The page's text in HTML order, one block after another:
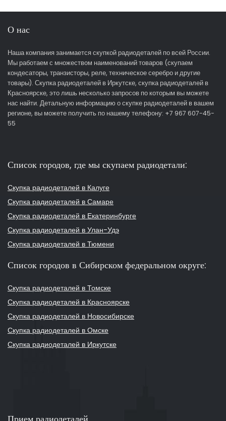
О нас
Наша компания занимается скупкой радиодеталей по всей России.
Мы работаем с множеством наименований товаров (скупаем
кондесаторы, транзисторы, реле, техническое серебро и другие
товары). Скупка радиодеталей в Иркутске, скупка радиодеталей в
Красноярске, это лишь несколько запросов по которым вы можете
нас найти. Детальную информацию о скупке радиодеталей в вашем
регионе, вы можете получить по нашему телефону: +7 967 607-45-
55
Список городов, где мы скупаем радиодетали:
Скупка радиодеталей в Калуге
Скупка радиодеталей в Самаре
Скупка радиодеталей в Екатеринбурге
Скупка радиодеталей в Улан-Удэ
Скупка радиодеталей в Тюмени
Список городов в Сибирском федеральном округе:
Скупка радиодеталей в Томске
Скупка радиодеталей в Красноярске
Скупка радиодеталей в Новосибирске
Скупка радиодеталей в Омске
Скупка радиодеталей в Иркутске